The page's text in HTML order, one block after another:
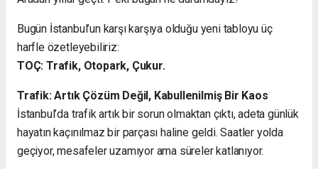
Bugün İstanbul’un karşı karşıya olduğu yeni tabloyu üç
harfle özetleyebiliriz:
TOÇ: Trafik, Otopark, Çukur.
Trafik: Artık Çözüm Değil, Kabullenilmiş Bir Kaos
İstanbul’da trafik artık bir sorun olmaktan çıktı, adeta günlük
hayatın kaçınılmaz bir parçası haline geldi. Saatler yolda
geçiyor, mesafeler uzamıyor ama süreler katlanıyor.